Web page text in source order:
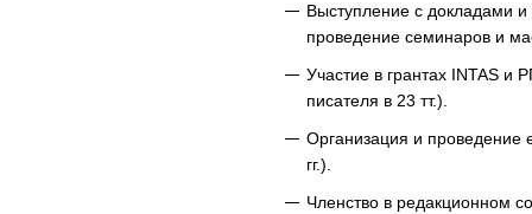
Выступление с докладами
проведение семинаров и
Участие в грантах INTAS
писателя в 23 тт.).
Организация и проведение
гг.).
Членство в редакционном